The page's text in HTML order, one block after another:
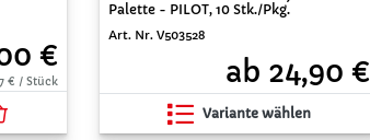
€
€ / Stück
Palette - PILOT, 10 Stk./Pkg.
Art. Nr. V503528
ab 24,90 €
Variante wählen